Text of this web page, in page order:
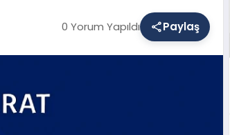
0 Yorum Yapıldı Paylaş